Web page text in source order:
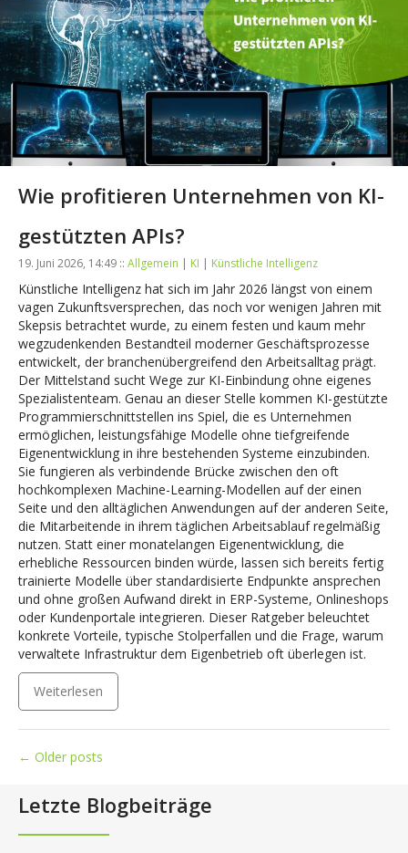
Wie profitieren Unternehmen von KI-
gestützten APIs?
19. Juni 2026, 14:49 :: Allgemein | KI | Künstliche Intelligenz
Künstliche Intelligenz hat sich im Jahr 2026 längst von einem
vagen Zukunftsversprechen, das noch vor wenigen Jahren mit
Skepsis betrachtet wurde, zu einem festen und kaum mehr
wegzudenkenden Bestandteil moderner Geschäftsprozesse
entwickelt, der branchenübergreifend den Arbeitsalltag prägt.
Der Mittelstand sucht Wege zur KI-Einbindung ohne eigenes
Spezialistenteam. Genau an dieser Stelle kommen KI-gestützte
Programmierschnittstellen ins Spiel, die es Unternehmen
ermöglichen, leistungsfähige Modelle ohne tiefgreifende
Eigenentwicklung in ihre bestehenden Systeme einzubinden.
Sie fungieren als verbindende Brücke zwischen den oft
hochkomplexen Machine-Learning-Modellen auf der einen
Seite und den alltäglichen Anwendungen auf der anderen Seite,
die Mitarbeitende in ihrem täglichen Arbeitsablauf regelmäßig
nutzen. Statt einer monatelangen Eigenentwicklung, die
erhebliche Ressourcen binden würde, lassen sich bereits fertig
trainierte Modelle über standardisierte Endpunkte ansprechen
und ohne großen Aufwand direkt in ERP-Systeme, Onlineshops
oder Kundenportale integrieren. Dieser Ratgeber beleuchtet
konkrete Vorteile, typische Stolperfallen und die Frage, warum
verwaltete Infrastruktur dem Eigenbetrieb oft überlegen ist.
Weiterlesen
Posts
← Older posts
Letzte Blogbeiträge